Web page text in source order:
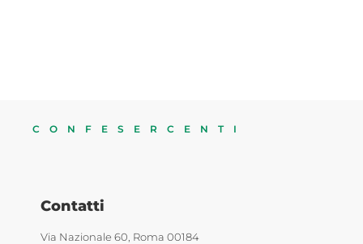
CONFESERCENTI
Contatti
Via Nazionale 60, Roma 00184